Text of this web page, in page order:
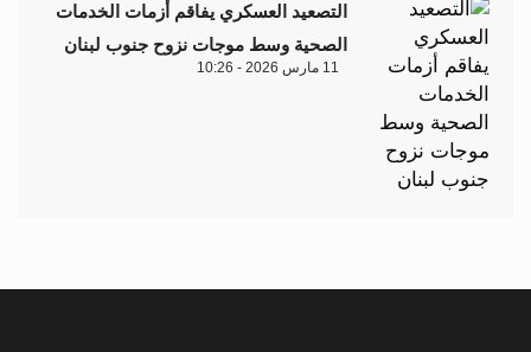
التصعيد العسكري يفاقم أزمات الخدمات
الصحية وسط موجات نزوح جنوب لبنان
11 مارس 2026 - 10:26